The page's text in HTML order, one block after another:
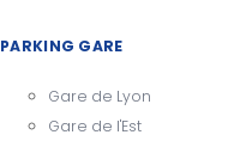
PARKING GARE
Gare de Lyon
Gare de l'Est